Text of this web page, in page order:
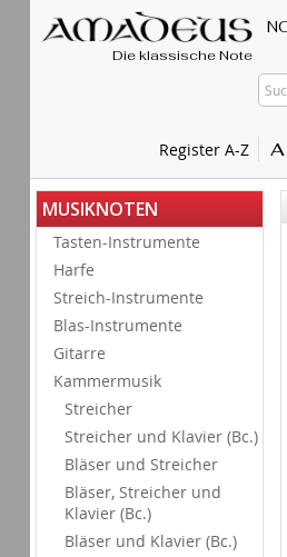
Die klassische Note
Register A-Z A
MUSIKNOTEN
Tasten-Instrumente
Harfe
Streich-Instrumente
Blas-Instrumente
Gitarre
Kammermusik
Streicher
Streicher und Klavier (Bc.)
Bläser und Streicher
Bläser, Streicher und
Klavier (Bc.)
Bläser und Klavier (Bc.)